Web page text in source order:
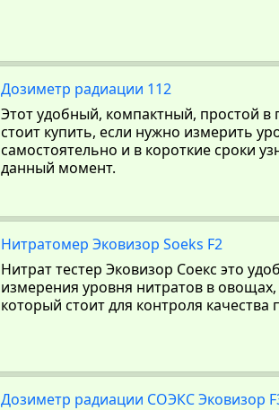
Дозиметр радиации 112
Этот удобный, компактный, простой в
стоит купить, если нужно измерить
самостоятельно и в короткие сроки
данный момент.
Нитратомер Эковизор Soeks F2
Нитрат тестер Эковизор Соекс это
измерения уровня нитратов в
который стоит для контроля
Дозиметр радиации СОЭКС Эковизор